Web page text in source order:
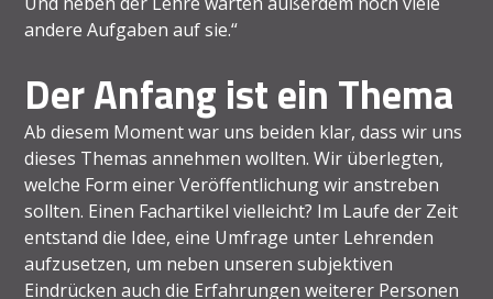
andere Aufgaben auf sie.“
Der Anfang ist ein Thema
Ab diesem Moment war uns beiden klar, dass wir uns
dieses Themas annehmen wollten. Wir überlegten,
welche Form einer Veröffentlichung wir anstreben
sollten. Einen Fachartikel vielleicht? Im Laufe der Zeit
entstand die Idee, eine Umfrage unter Lehrenden
aufzusetzen, um neben unseren subjektiven
Eindrücken auch die Erfahrungen weiterer Personen